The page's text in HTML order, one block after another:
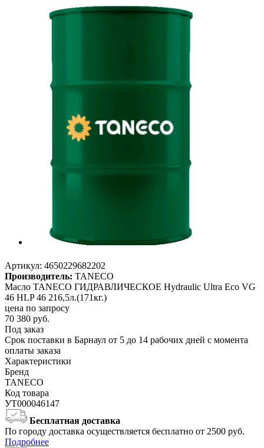
Артикул: 4650229682202
Производитель: TANECO
Масло TANECO ГИДРАВЛИЧЕСКОЕ Hydraulic Ultra Eco VG
46 HLP 46 216,5л.(171кг.)
цена по запросу
70 380 руб.
Под заказ
Срок поставки в Барнаул от 5 до 14 рабочих дней с момента
оплаты заказа
Характеристики
Бренд
TANECO
Код товара
УТ000046147
Бесплатная доставка
По городу доставка осуществляется бесплатно от 2500 руб.
Подробнее